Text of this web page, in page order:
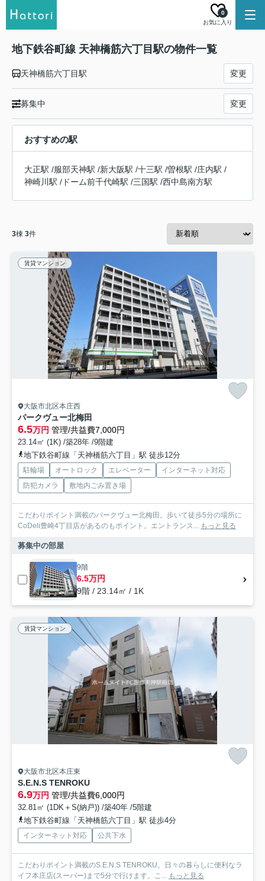
お気に入り
0
地下鉄谷町線 天神橋筋六丁目駅の物件一覧
天神橋筋六丁目駅 変更
募集中 変更
おすすめの駅
大正駅 /服部天神駅 /新大阪駅 /十三駅 /曽根駅 /庄内駅 /
神崎川駅 / ドーム前千代崎駅 /三国駅 /西中島南方駅
3棟 3件
賃貸マンション
大阪市北区本庄西
パークヴュー北梅田
6.5万円 管理/共益費7,000円
23.14㎡ (1K) /築28年 /9階建
地下鉄谷町線「天神橋筋六丁目」駅 徒歩12分
駐輪場 オートロック エレベーター
インターネット対応
防犯カメラ
敷地内ごみ置き場
こだわりポイント満載のパークヴュー北梅田。歩いて徒歩5分の場所に
CoDeli豊崎4丁目店があるのもポイント。エントランス... もっと見る
募集中の部屋
9階
6.5万円
9階 / 23.14㎡ / 1K
賃貸マンション
大阪市北区本庄東
S.E.N.S TENROKU
6.9万円 管理/共益費6,000円
32.81㎡ (1DK＋S(納戸)) /築40年 /5階建
地下鉄谷町線「天神橋筋六丁目」駅 徒歩4分
インターネット対応 公共下水
こだわりポイント満載のS.E.N.S TENROKU。日々の暮らしに便利なラ
イフ本庄店(スーパー)まで5分で行けます。こ... もっと見る